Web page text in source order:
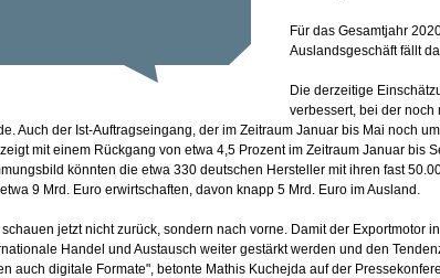
Für das Gesamtjahr
Auslandsgeschäft fällt
Die derzeitige
verbessert, bei der noch
Auch der Ist-Auftragseingang, der im Zeitraum Januar bis Mai noch
mit einem Rückgang von etwa 4,5 Prozent im Zeitraum Januar bis
könnten die etwa 330 deutschen Hersteller mit ihren fast
9 Mrd. Euro erwirtschaften, davon knapp 5 Mrd. Euro im Ausland.
schauen jetzt nicht zurück, sondern nach vorne. Damit der Exportmotor
Handel und Austausch weiter gestärkt werden und den
auch digitale Formate", betonte Mathis Kuchejda auf der